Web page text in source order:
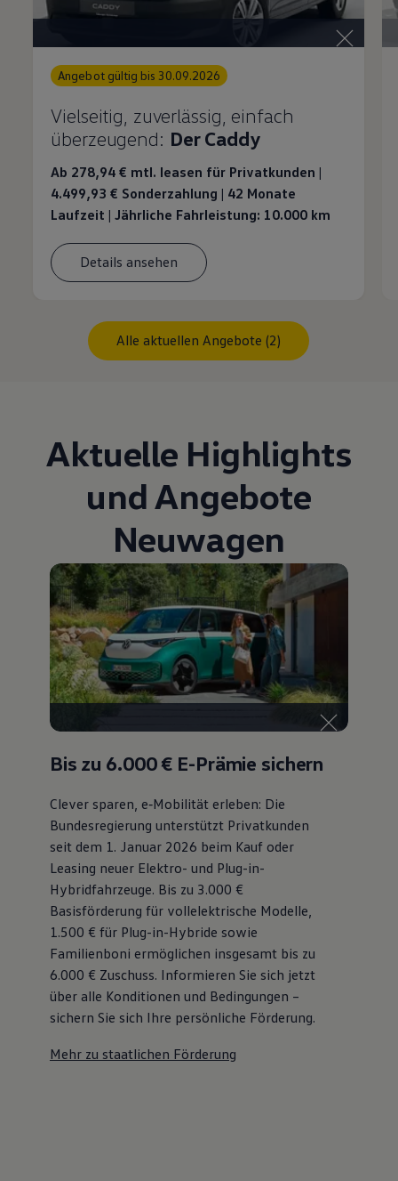
Angebot gültig bis 30.09.2026
Vielseitig, zuverlässig, einfach
überzeugend: Der Caddy
Ab 278,94 € mtl. leasen für Privatkunden |
4.499,93 € Sonderzahlung | 42 Monate
Laufzeit | Jährliche Fahrleistung: 10.000 km
Details ansehen
Alle aktuellen Angebote (2)
Aktuelle Highlights
und Angebote
Neuwagen
Bis zu 6.000 € E-Prämie sichern
Clever sparen, e‑Mobilität erleben: Die
Bundesregierung unterstützt Privatkunden
seit dem 1. Januar 2026 beim Kauf oder
Leasing neuer Elektro- und Plug-in-
Hybridfahrzeuge. Bis zu 3.000 €
Basisförderung für vollelektrische Modelle,
1.500 € für Plug-in-Hybride sowie
Familienboni ermöglichen insgesamt bis zu
6.000 € Zuschuss⁠. Informieren Sie sich jetzt
über alle Konditionen und Bedingungen –
sichern Sie sich Ihre persönliche Förderung.
Mehr zu staatlichen Förderung